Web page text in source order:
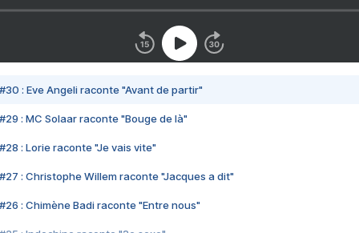
#30 : Eve Angeli raconte "Avant de partir"
#29 : MC Solaar raconte "Bouge de là"
#28 : Lorie raconte "Je vais vite"
#27 : Christophe Willem raconte "Jacques a dit"
#26 : Chimène Badi raconte "Entre nous"